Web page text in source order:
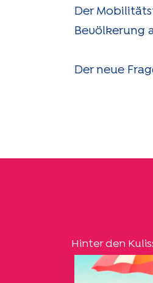
Der
Bevölkerung
Der neue
Hinter den